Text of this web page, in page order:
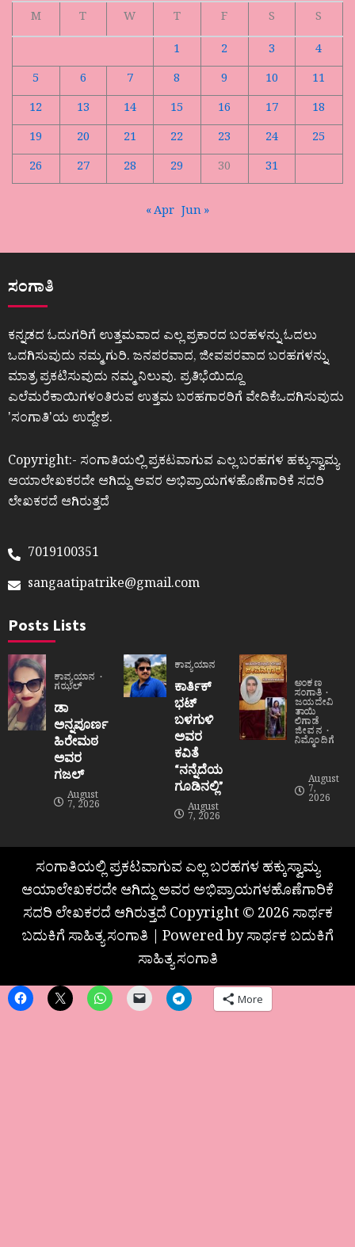
M
T W T F S
S
1
2 3
4
5
6 7 8 9 10
11
12
13 14 15 16 17
18
19
20 21 22 23 24
25
26
27 28 29 30 31
« Apr Jun »
ಸಂಗಾತಿ
ಕನ್ನಡದ ಓದುಗರಿಗೆ ಉತ್ತಮವಾದ ಎಲ್ಲ ಪ್ರಕಾರದ ಬರಹಳನ್ನು ಓದಲು
ಒದಗಿಸುವುದು ನಮ್ಮ ಗುರಿ. ಜನಪರವಾದ, ಜೀವಪರವಾದ ಬರಹಗಳನ್ನು
ಮಾತ್ರ ಪ್ರಕಟಿಸುವುದು ನಮ್ಮ ನಿಲುವು. ಪ್ರತಿಭೆಯಿದ್ದೂ
ಎಲೆಮರೆಕಾಯಿಗಳಂತಿರುವ ಉತ್ತಮ ಬರಹಗಾರರಿಗೆ ವೇದಿಕೆಒದಗಿಸುವುದು
ʼಸಂಗಾತಿʼಯ ಉದ್ದೇಶ.
Copyright:- ಸಂಗಾತಿಯಲ್ಲಿ ಪ್ರಕಟವಾಗುವ ಎಲ್ಲ ಬರಹಗಳ ಹಕ್ಕುಸ್ವಾಮ್ಯ
ಆಯಾಲೇಖಕರದೇ ಆಗಿದ್ದು ಅವರ ಅಭಿಪ್ರಾಯಗಳಹೊಣೆಗಾರಿಕೆ ಸದರಿ
ಲೇಖಕರದೆ ಆಗಿರುತ್ತದೆ
7019100351
sangaatipatrike@gmail.com
Posts Lists
ಕಾವ್ಯಯಾನ
ಗಝಲ್
ಡಾ
ಅನ್ನಪೂರ್ಣ
ಹಿರೇಮಠ
ಅವರ
ಗಜಲ್
August
7, 2026
ಕಾವ್ಯಯಾನ
ಕಾರ್ತಿಕ್
ಭಟ್
ಬಳಗುಳಿ
ಅವರ
ಕವಿತೆ
“ನನ್ನೆದೆಯ
ಗೂಡಿನಲ್ಲಿ”
August
7, 2026
ಅಂಕಣ
ಸಂಗಾತಿ
ಜಯದೇವಿ
ತಾಯಿ
ಲಿಗಾಡೆ
ಜೀವನ
ನಿಮ್ಮೊಂದಿಗೆ
August
7,
2026
ಸಂಗಾತಿಯಲ್ಲಿ ಪ್ರಕಟವಾಗುವ ಎಲ್ಲ ಬರಹಗಳ ಹಕ್ಕುಸ್ವಾಮ್ಯ
ಆಯಾಲೇಖಕರದೇ ಆಗಿದ್ದು ಅವರ ಅಭಿಪ್ರಾಯಗಳಹೊಣೆಗಾರಿಕೆ
ಸದರಿ ಲೇಖಕರದೆ ಆಗಿರುತ್ತದೆ Copyright © 2026 ಸಾರ್ಥಕ
ಬದುಕಿಗೆ ಸಾಹಿತ್ಯ ಸಂಗಾತಿ | Powered by ಸಾರ್ಥಕ ಬದುಕಿಗೆ
ಸಾಹಿತ್ಯ ಸಂಗಾತಿ
More